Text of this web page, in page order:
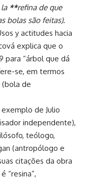
la **refina de que
bolas são feitas).
y actitudes hacia
explica que o
para “árbol que dá
se, em termos
(bola de
de Julio
independente),
teólogo,
(antropólogo e
citações da obra
“resina”,